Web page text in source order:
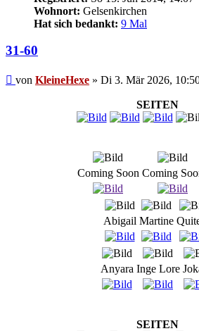
Wohnort: Gelsenkirchen
Hat sich bedankt: 9 Mal
31-60
Beitrag
von KleineHexe » Di 3. Mär 2026,
SEITEN
Coming Soon Coming
Abigail Martine
Anyara Inge Lore
SEITEN